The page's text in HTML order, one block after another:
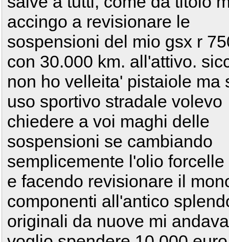
accingo a revisionare le
sospensioni del mio gsx r
con 30.000 km. all'attivo.
non ho velleita' pistaiole ma
uso sportivo stradale volevo
chiedere a voi maghi delle
sospensioni se cambiando
semplicemente l'olio
e facendo revisionare il
componenti all'antico
originali da nuove mi